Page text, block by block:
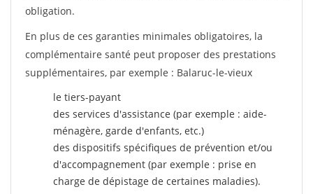
obligation.
En plus de ces garanties minimales obligatoires, la
complémentaire santé peut proposer des prestations
supplémentaires, par exemple : Balaruc-le-vieux
le tiers-payant
des services d'assistance (par exemple : aide-
ménagère, garde d'enfants, etc.)
des dispositifs spécifiques de prévention et/ou
d'accompagnement (par exemple : prise en
charge de dépistage de certaines maladies).